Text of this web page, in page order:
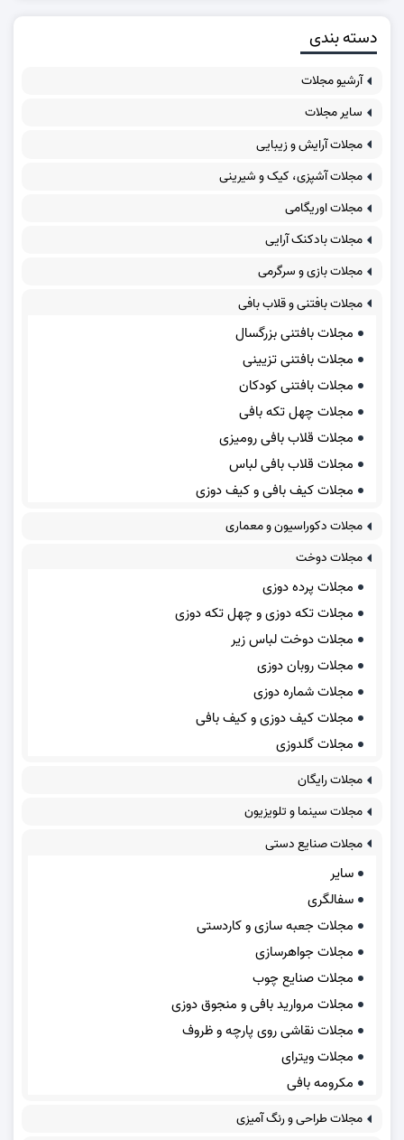
دسته بندی
آرشیو مجلات
سایر مجلات
مجلات آرایش و زیبایی
مجلات آشپزی، کیک و شیرینی
مجلات اوریگامی
مجلات بادکنک آرایی
مجلات بازی و سرگرمی
مجلات بافتنی و قلاب بافی
مجلات بافتنی بزرگسال
مجلات بافتنی تزیینی
مجلات بافتنی کودکان
مجلات چهل تکه بافی
مجلات قلاب بافی رومیزی
مجلات قلاب بافی لباس
مجلات کیف بافی و کیف دوزی
مجلات دکوراسیون و معماری
مجلات دوخت
مجلات پرده دوزی
مجلات تکه دوزی و چهل تکه دوزی
مجلات دوخت لباس زیر
مجلات روبان دوزی
مجلات شماره دوزی
مجلات کیف دوزی و کیف بافی
مجلات گلدوزی
مجلات رایگان
مجلات سینما و تلویزیون
مجلات صنایع دستی
سایر
سفالگری
مجلات جعبه سازی و کاردستی
مجلات جواهرسازی
مجلات صنایع چوب
مجلات مروارید بافی و منجوق دوزی
مجلات نقاشی روی پارچه و ظروف
مجلات ویترای
مکرومه بافی
مجلات طراحی و رنگ آمیزی